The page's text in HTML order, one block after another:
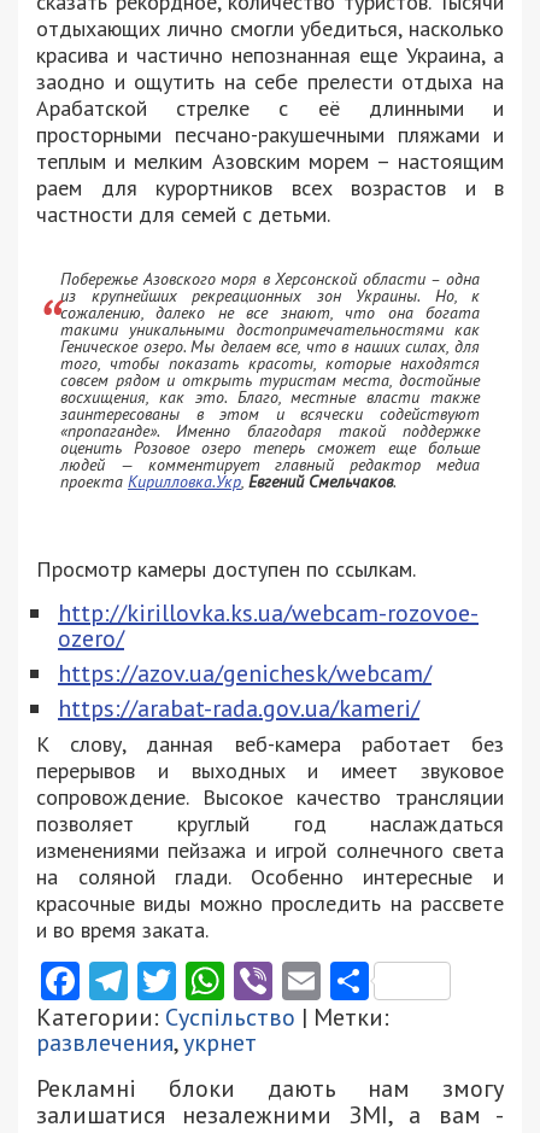
отдыхающих лично смогли убедиться, насколько
красива и частично непознанная еще Украина, а
заодно и ощутить на себе прелести отдыха на
Арабатской стрелке с её длинными и
просторными песчано-ракушечными пляжами и
теплым и мелким Азовским морем – настоящим
раем для курортников всех возрастов и в
частности для семей с детьми.
Побережье Азовского моря в Херсонской области – одна
из крупнейших рекреационных зон Украины. Но, к
сожалению, далеко не все знают, что она богата
такими уникальными достопримечательностями как
Геническое озеро. Мы делаем все, что в наших силах, для
того, чтобы показать красоты, которые находятся
совсем рядом и открыть туристам места, достойные
восхищения, как это. Благо, местные власти также
заинтересованы в этом и всячески содействуют
«пропаганде». Именно благодаря такой поддержке
оценить Розовое озеро теперь сможет еще больше
людей — комментирует главный редактор медиа
проекта Кирилловка.Укр Евгений Смельчаков.
Просмотр камеры доступен по ссылкам.
http://kirillovka.ks.ua/webcam-rozovoe-
ozero/
https://azov.ua/genichesk/webcam/
https://arabat-rada.gov.ua/kameri/
К слову, данная веб-камера работает без
перерывов и выходных и имеет звуковое
сопровождение. Высокое качество трансляции
позволяет круглый год наслаждаться
изменениями пейзажа и игрой солнечного света
на соляной глади. Особенно интересные и
красочные виды можно проследить на рассвете
и во время заката.
Facebook
Telegram
Twitter
WhatsApp
ViberEmail
Категории: Суспільство | Метки:
развлечения,укрнет
Рекламні блоки дають нам змогу
залишатися незалежними ЗМІ, а вам -